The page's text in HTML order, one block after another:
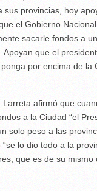
sus provincias, hoy
el Gobierno
sacarle fondos a
Apoyan que el
por encima de la
Larreta afirmó que
a la Ciudad “el
solo peso a las
“se lo dio todo a la
que es de su mismo